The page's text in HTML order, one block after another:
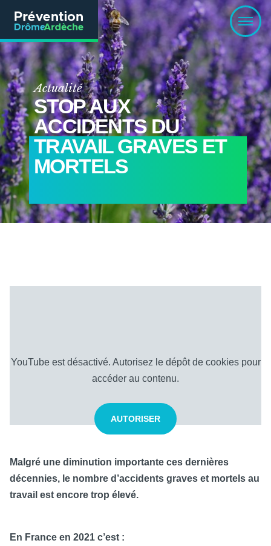
Actualité
STOP AUX
ACCIDENTS DU
TRAVAIL GRAVES ET
MORTELS
YouTube est désactivé. Autorisez le dépôt de cookies pour
accéder au contenu.
AUTORISER
Malgré une diminution importante ces dernières
décennies, le nombre d’accidents graves et mortels au
travail est encore trop élevé.
En France en 2021 c’est :